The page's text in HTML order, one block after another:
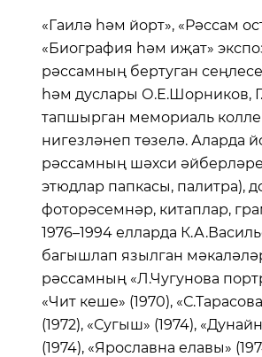
«Гаилә һәм йорт», «Рәссам
«Биография һәм иҗат»
рәссамның бертуган
һәм дуслары О.Е.Шорников,
тапшырган мемориаль
нигезләнеп төзелә. Аларда
рәссамның шәхси
этюдлар папкасы, палитра),
фоторәсемнәр, китаплар,
1976–1994 елларда
багышлап язылган
рәссамның «Л.Чугунова
«Чит кеше» (1970),
(1972), «Сугыш» (1974),
(1974), «Ярославна елавы»